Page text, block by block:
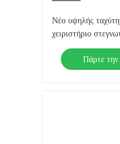
Νέο υψηλής
χειριστήριο
διάχυτο ιόντα
μαλλιών γιαΠάρτε την